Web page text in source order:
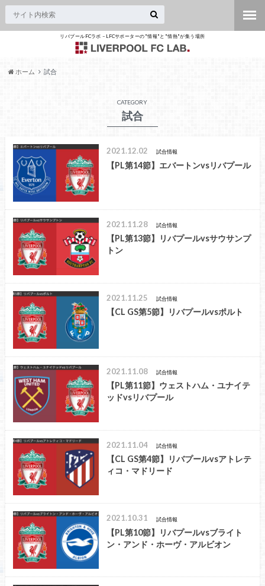
リバプールFCラボ – LFCサポーターの"情報"と"情熱"が集う場所
ホーム 試合
CATEGORY
試合
2021.12.02 試合情報
【PL第14節】エバートンvsリバプール
2021.11.28 試合情報
【PL第13節】リバプールvsサウサンプ
トン
2021.11.25 試合情報
【CL GS第5節】リバプールvsポルト
2021.11.08 試合情報
【PL第11節】ウェストハム・ユナイテ
ッドvsリバプール
2021.11.04 試合情報
【CL GS第4節】リバプールvsアトレテ
ィコ・マドリード
2021.10.31 試合情報
【PL第10節】リバプールvsブライト
ン・アンド・ホーヴ・アルビオン